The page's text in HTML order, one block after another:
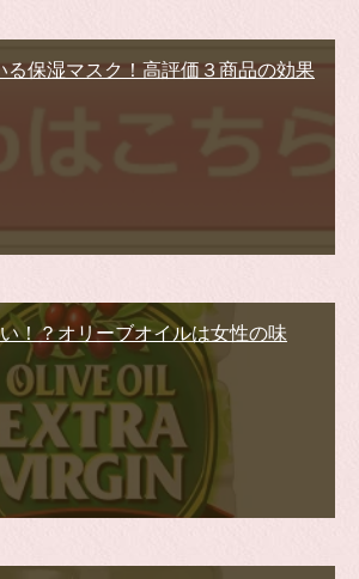
る保湿マスク！高評価３商品の効果
！？オリーブオイルは女性の味